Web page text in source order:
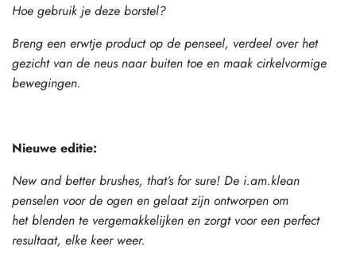
Hoe gebruik je deze borstel?
Breng een erwtje product op de penseel, verdeel over het
gezicht van de neus naar buiten toe en maak cirkelvormige
bewegingen.
Nieuwe editie:
New and better brushes, that’s for sure! De i.am.klean
penselen voor de ogen en gelaat zijn ontworpen om
het blenden te vergemakkelijken en zorgt voor een perfect
resultaat, elke keer weer.